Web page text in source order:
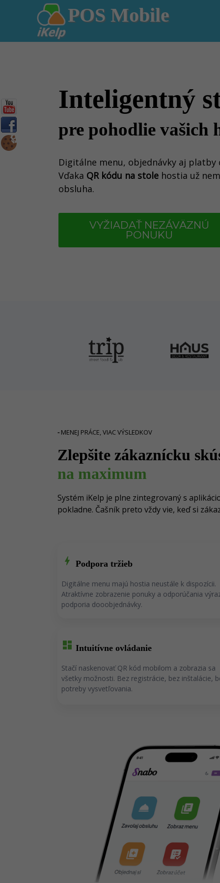
POS Mobile
Inteligentný
pre pohodlie vašich
Digitálne menu, objednávky aj platby
Vďaka QR kódu na stole hostia už
obsluha.
VYŽIADAŤ NEZÁVÄZNÚ
PONUKU
- MENEJ PRÁCE, VIAC VÝSLEDKOV
Zlepšite zákaznícku
na maximum
Systém iKelp je plne zintegrovaný s
pokladne. Čašník preto vždy vie, keď si
bolt Podpora tržieb
Digitálne menu majú hostia neustále k dispozícii.
Atraktívne zobrazenie ponuky a odporúčania
podporia dooobjednávky.
dashboard Intuitívne ovládanie
Stačí naskenovať QR kód mobilom a zobrazia sa
všetky možnosti. Bez registrácie, bez inštalácie,
potreby vysvetľovania.